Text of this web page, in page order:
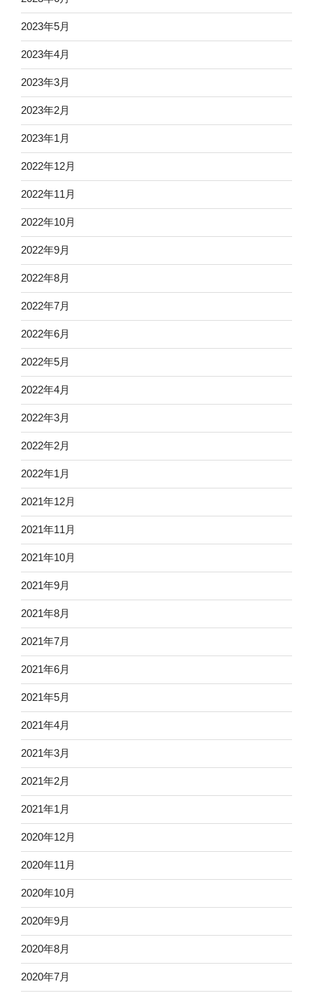
2023年5月
2023年4月
2023年3月
2023年2月
2023年1月
2022年12月
2022年11月
2022年10月
2022年9月
2022年8月
2022年7月
2022年6月
2022年5月
2022年4月
2022年3月
2022年2月
2022年1月
2021年12月
2021年11月
2021年10月
2021年9月
2021年8月
2021年7月
2021年6月
2021年5月
2021年4月
2021年3月
2021年2月
2021年1月
2020年12月
2020年11月
2020年10月
2020年9月
2020年8月
2020年7月